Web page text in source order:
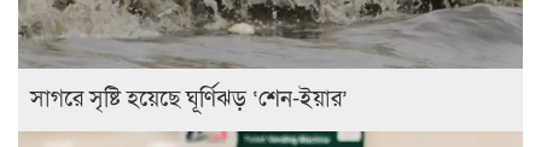
সাগরে সৃষ্টি হয়েছে ঘূর্ণিঝড় ‘শেন-ইয়ার’